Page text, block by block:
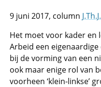
9 juni 2017
Het moet voor kader en
Arbeid een
bij de vorming van een
ook maar enige rol van
voorheen ‘klein-linkse’